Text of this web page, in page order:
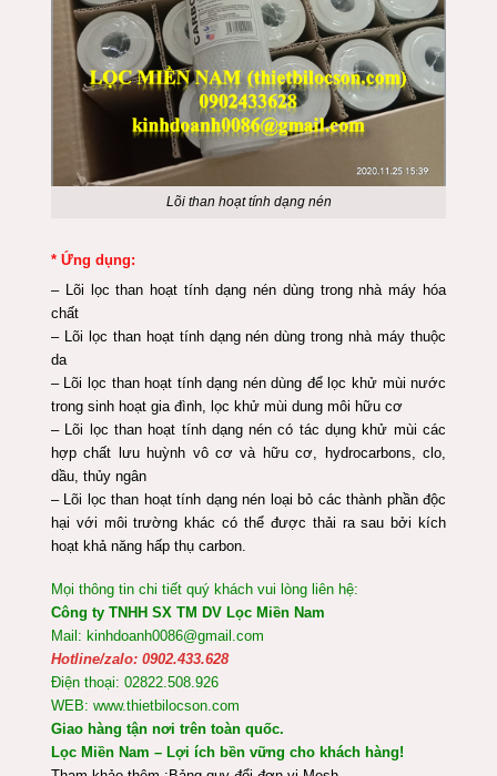
Lõi than hoạt tính dạng nén
* Ứng dụng:
– Lõi lọc than hoạt tính dạng nén dùng trong nhà máy hóa
chất
– Lõi lọc than hoạt tính dạng nén dùng trong nhà máy thuộc
da
– Lõi lọc than hoạt tính dạng nén dùng để lọc khử mùi nước
trong sinh hoạt gia đình, lọc khử mùi dung môi hữu cơ
– Lõi lọc than hoạt tính dạng nén có tác dụng khử mùi các
hợp chất lưu huỳnh vô cơ và hữu cơ, hydrocarbons, clo,
dầu, thủy ngân
– Lõi lọc than hoạt tính dạng nén loại bỏ các thành phần độc
hại với môi trường khác có thể được thải ra sau bởi kích
hoạt khả năng hấp thụ carbon.
Mọi thông tin chi tiết quý khách vui lòng liên hệ:
Công ty TNHH SX TM DV Lọc Miền Nam
Mail: kinhdoanh0086@gmail.com
Hotline/zalo: 0902.433.628
Điện thoại: 02822.508.926
WEB: www.thietbilocson.com
Giao hàng tận nơi trên toàn quốc.
Lọc Miền Nam – Lợi ích bền vững cho khách hàng!